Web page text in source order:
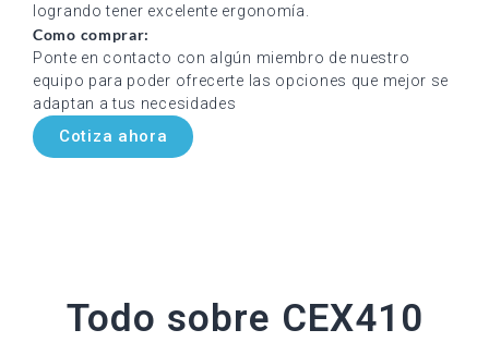
logrando tener excelente ergonomía.
Como comprar:
Ponte en contacto con algún miembro de nuestro
equipo para poder ofrecerte las opciones que mejor se
adaptan a tus necesidades
Cotiza ahora
Todo sobre CEX410